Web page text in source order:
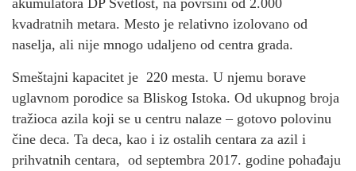
kvadratnih metara. Mesto je relativno izolovano od
naselja, ali nije mnogo udaljeno od centra grada.
Smeštajni kapacitet je 220 mesta. U njemu borave
uglavnom porodice sa Bliskog Istoka. Od ukupnog broja
tražioca azila koji se u centru nalaze – gotovo polovinu
čine deca. Ta deca, kao i iz ostalih centara za azil i
prihvatnih centara, od septembra 2017. godine pohađaju